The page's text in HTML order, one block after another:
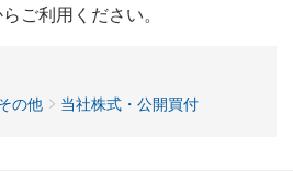
ご利用ください。
の他 当社株式・公開買付